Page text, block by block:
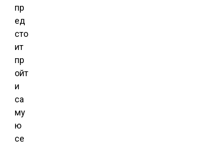
пр
ед
сто
ит
пр
ойт
и
са
му
ю
се